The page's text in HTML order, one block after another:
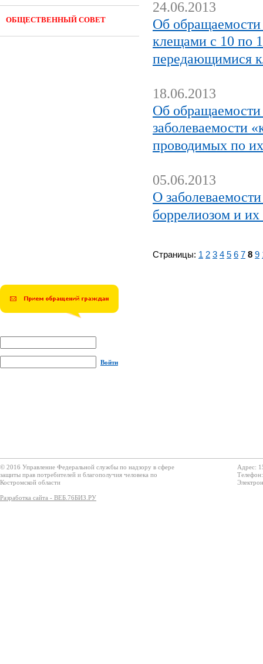
ОБЩЕСТВЕННЫЙ СОВЕТ
24.06.2013
Об обращаемости
клещами с 10 по
передающимися
18.06.2013
Об обращаемости
заболеваемости
проводимых по
05.06.2013
О
боррелиозом и
Страницы: 1 2 3 4 5 6 7 8 9
Войти
© 2016 Управление Федеральной службы по надзору в сфере
защиты прав потребителей и благополучия человека по
Костромской области
Разработка сайта - ВЕБ.76БИЗ.РУ
Адрес: